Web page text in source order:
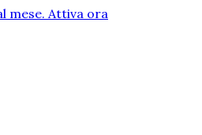
mese. Attiva ora